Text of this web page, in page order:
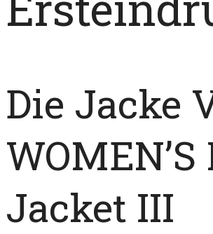
Die Jacke
Jacket III